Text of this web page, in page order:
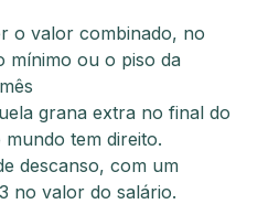
o valor combinado, no
mínimo ou o piso da
grana extra no final do
tem direito.
descanso, com um
no valor do salário.